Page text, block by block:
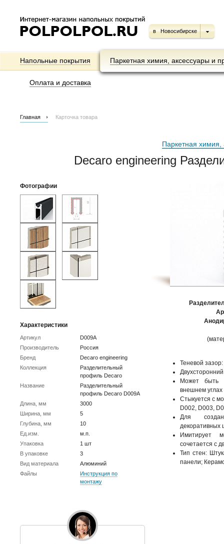
в Новосибирске
Напольные покрытия Паркетная химия, аксессуары и
Оплата и доставка
Главная Карточка товара
Паркетная химия,
Decaro engineering
Фотографии
Характеристики
Артикул
D009А
Производитель
Россия
Бренд
Decaro engineering
Коллекция
Разделительный
профиль Decaro
Название
Разделительный
профиль Decaro D009А
Длина, мм
3000
Ширина, мм
5
Глубина, мм
10
Ед.изм.
м.п.
Упаковка
1 шт
В упаковке
3
Вид материала
Алюминий
Файлы
Инструкция по
монтажу
Теневой
Может быть
внешнем
Стыкуется с
D002, D003,
Для
декоративных
Имитирует
сочетается с
Тип стен:
панели;